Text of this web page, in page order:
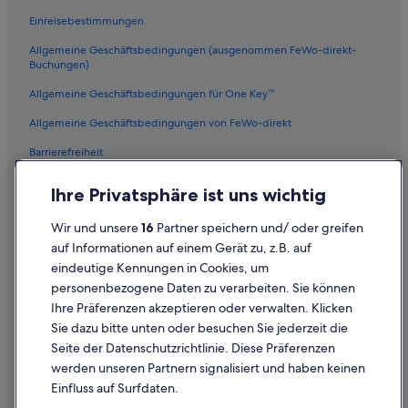
Einreisebestimmungen
Allgemeine Geschäftsbedingungen (ausgenommen FeWo-direkt-
Buchungen)
Allgemeine Geschäftsbedingungen für One Key™
Allgemeine Geschäftsbedingungen von FeWo-direkt
Barrierefreiheit
Inhaltsrichtlinien und Melden von Inhalten
Hilfe
Hilfe
Flug stornieren
Ihre Privatsphäre ist uns wichtig
Wir und unsere16 Partner speichern und/ oder greifen
auf Informationen auf einem Gerät zu, z.B. auf
eindeutige Kennungen in Cookies, um
personenbezogene Daten zu verarbeiten. Sie können
Ihre Präferenzen akzeptieren oder verwalten. Klicken
Sie dazu bitte unten oder besuchen Sie jederzeit die
Seite der Datenschutzrichtlinie. Diese Präferenzen
werden unseren Partnern signalisiert und haben keinen
Einfluss auf Surfdaten.